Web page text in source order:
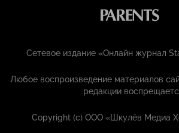
Сетевое издание «Онлайн журнал
Любое воспроизведение материалов
редакции
Copyright (с) ООО «Шкулёв Медиа